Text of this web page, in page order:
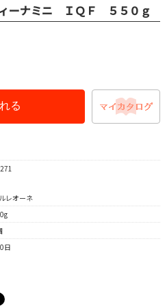
ィーナミニ ＩＱＦ ５５０ｇ
る
レオーネ
日